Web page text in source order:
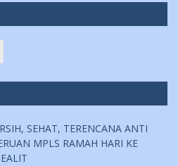
SEHAT, TERENCANA ANTI
MPLS RAMAH HARI KE